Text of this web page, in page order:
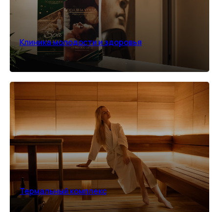
Клиника молодости и здоровья
Термальный комплекс